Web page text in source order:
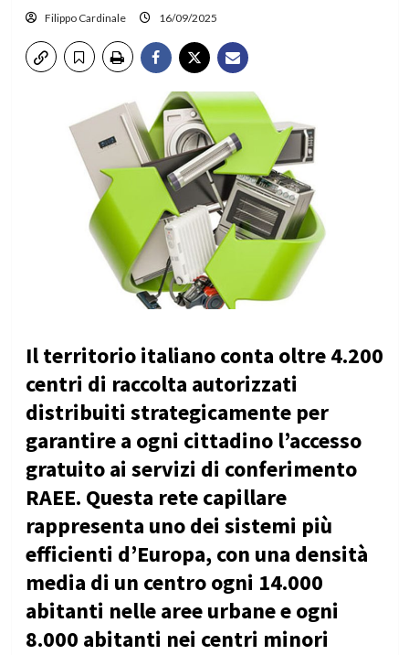
Filippo Cardinale 16/09/2025
Il territorio italiano conta oltre4.200
centri di raccolta autorizzati
distribuiti strategicamente per
garantire a ogni cittadino l’accesso
gratuito ai servizi di conferimento
RAEE. Questa rete capillare
rappresenta uno dei sistemi più
efficienti d’Europa, con una densità
media di un centro ogni 14.000
abitanti nelle aree urbane e ogni
8.000 abitanti nei centri minori